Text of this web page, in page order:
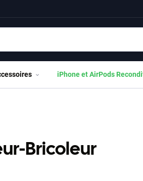
iPhone et AirPods
Bricoleur